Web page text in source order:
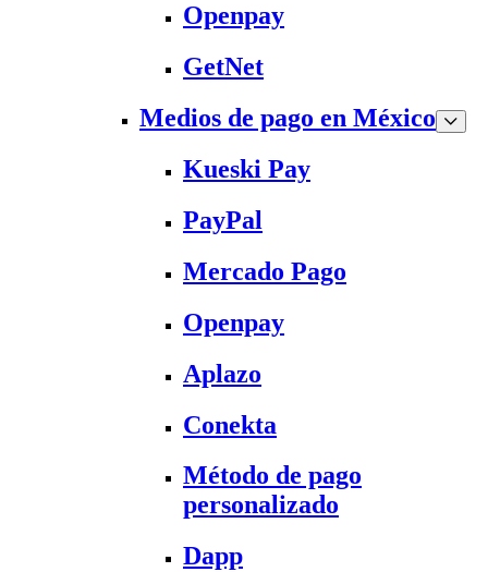
Openpay
GetNet
Medios de pago en México
Kueski Pay
PayPal
Mercado Pago
Openpay
Aplazo
Conekta
Método de pago
personalizado
Dapp